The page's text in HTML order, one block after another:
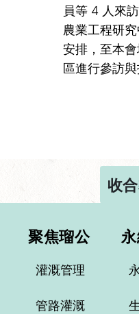
員等 4 人來
農業工程研
安排，至本
區進行參訪與
收
聚焦瑠公
灌溉管理
管路灌溉